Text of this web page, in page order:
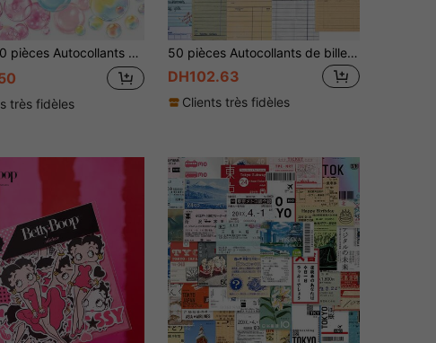
à bulles colorés, convenant pour les cahiers, les journaux intimes et les étuis de téléphone, autocollants décoratifs en matériau PET, fournitures scolaires
très fidèles
50 pièces Autocollants de billets vintage pour cahier, livre, coque de téléphone, style rétro, matériel DIY, autocollants décoratifs, fournitures scolaires, rentrée scolaire
DH102.63
Clients très fidèles